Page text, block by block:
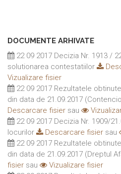
DOCUMENTE ARHIVATE
22 09 2017 Decizia Nr. 1913 /
solutionarea contestatiilor
Vizualizare fisier
22 09 2017 Rezultatele
din data de 21.09.2017
Descarcare fisier sau
22 09 2017 Decizia Nr. 1909/
locurilor
Descarcare fisier sau
22 09 2017 Rezultatele
din data de 21.09.2017 (Dreptul
fisier sau
Vizualizare fisier